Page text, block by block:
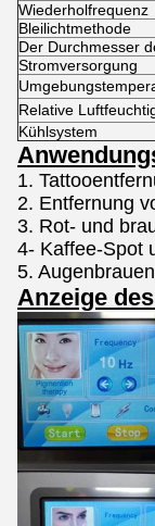
Wiederholfrequenz
Bleilichtmethode
Der Durchmesser
Stromversorgung
Relative
Kühlsystem
1.
2. Entfernung
3. Rot- und
4- Kaffee-Spot
5.
Anzeige